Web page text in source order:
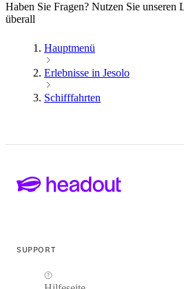
Haben Sie Fragen? Nutzen Sie unseren
überall
Hauptmenü
Erlebnisse in Jesolo
Schifffahrten
SUPPORT